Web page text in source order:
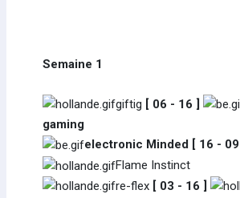
Semaine 1
giftig [ 06 - 16 ]
gaming
electronic Minded [ 16 - 09 ]
Flame Instinct
re-flex[ 03 - 16 ]